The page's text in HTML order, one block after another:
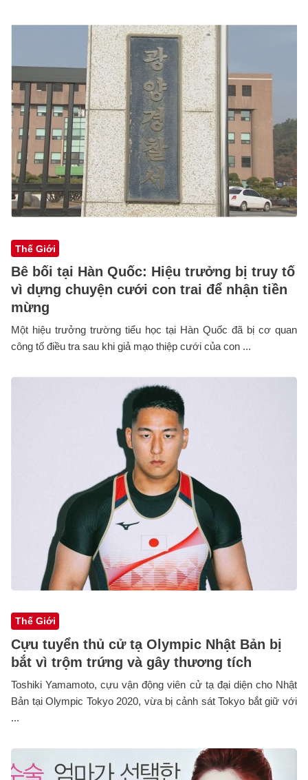
Thế Giới
Bê bối tại Hàn Quốc: Hiệu trưởng bị truy tố
vì dựng chuyện cưới con trai để nhận tiền
mừng
Một hiệu trưởng trường tiểu học tại Hàn Quốc đã bị cơ quan
công tố điều tra sau khi giả mạo thiệp cưới của con ...
Thế Giới
Cựu tuyển thủ cử tạ Olympic Nhật Bản bị
bắt vì trộm trứng và gây thương tích
Toshiki Yamamoto, cựu vận động viên cử tạ đại diện cho Nhật
Bản tại Olympic Tokyo 2020, vừa bị cảnh sát Tokyo bắt giữ với
...